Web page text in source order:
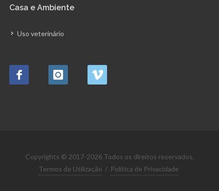
Casa e Ambiente
Uso veterinário
Copyrights © 2017-2026 Todos os direitos reservados.
Termos de Utilização / Política de Privacidade